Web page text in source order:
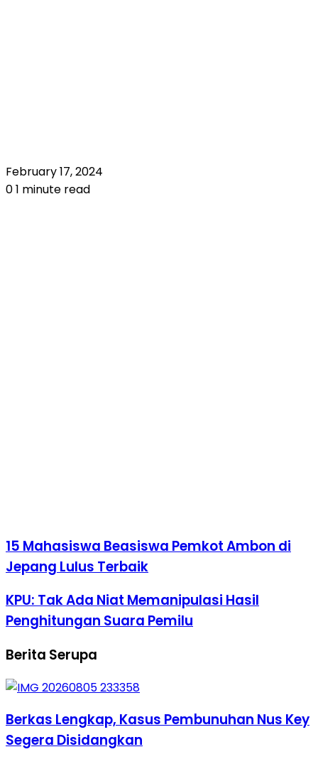
February 17, 2024
01 minute read
15 Mahasiswa Beasiswa Pemkot Ambon di
Jepang Lulus Terbaik
KPU: Tak Ada Niat Memanipulasi Hasil
Penghitungan Suara Pemilu
Berita Serupa
Berkas Lengkap, Kasus Pembunuhan Nus Key
Segera Disidangkan